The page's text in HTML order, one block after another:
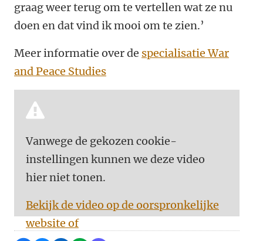
graag weer terug om te vertellen wat ze nu
doen en dat vind ik mooi om te zien.’
Meer informatie over de specialisatie War
and Peace Studies
Vanwege de gekozen cookie-
instellingen kunnen we deze video
hier niet tonen.
Bekijk de video op de oorspronkelijke
website of